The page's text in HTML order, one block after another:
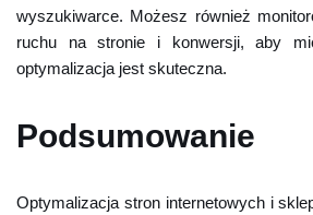
wyszukiwarce. Możesz również
ruchu na stronie i konwersji, aby
optymalizacja jest skuteczna.
Podsumowanie
Optymalizacja stron internetowych i